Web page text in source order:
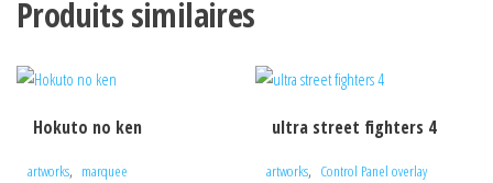
Produits similaires
Hokuto no ken
artworks, marquee
ultra street fighters 4
artworks, Control Panel overlay